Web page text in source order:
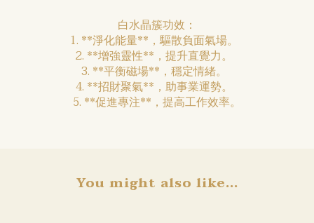
白水晶簇功效：
1. **淨化能量**，驅散負面氣場。
2. **增強靈性**，提升直覺力。
3. **平衡磁場**，穩定情緒。
4. **招財聚氣**，助事業運勢。
5. **促進專注**，提高工作效率。
You might also like...